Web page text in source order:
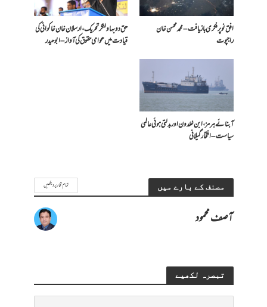
افق نو پر فکری بازیافت – محمد محسن خان
راجپوت
حق دو بہاولنگر تحریک، ارسلان خان خاکوانی کی
قیادت میں عوامی حقوق کی آواز – ابو حیدر
آبنائے ہرمز، ابن خلدون اور بدلتی ہوئی عالمی
سیاست – افتخار گیلانی
مصنف کے بارے میں تمام تحاریر دیکھیں
آصف محمود
تبصرہ لکھیے